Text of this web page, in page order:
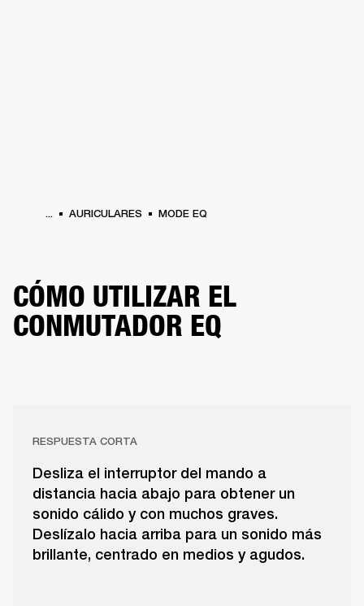
... AURICULARES MODE EQ
CÓMO UTILIZAR EL
CONMUTADOR EQ
RESPUESTA CORTA
Desliza el interruptor del mando a
distancia hacia abajo para obtener un
sonido cálido y con muchos graves.
Deslízalo hacia arriba para un sonido más
brillante, centrado en medios y agudos.